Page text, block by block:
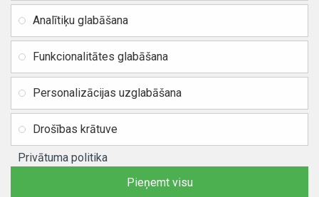
Piegādes un apmaksa
Vietnes karte
BIC / SWIFT: HABALV22
TEl.: +371 20219155
E-pasts:info@mobipart.eu
Autortiesības © 2021, MOBIPART.EU, Visas tiesības aizsargātas
Analītiķu glabāšana
Funkcionalitātes glabāšana
Personalizācijas uzglabāšana
Drošības krātuve
Privātuma politika
Pieņemt visu